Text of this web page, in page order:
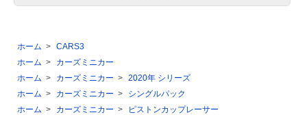
ホーム > CARS3
ホーム >
カーズミニカー
ホーム > カーズミニカー > 2020年 シリーズ
ホーム > カーズミニカー >
シングルパック
ホーム > カーズミニカー >
ピストンカップレーサー